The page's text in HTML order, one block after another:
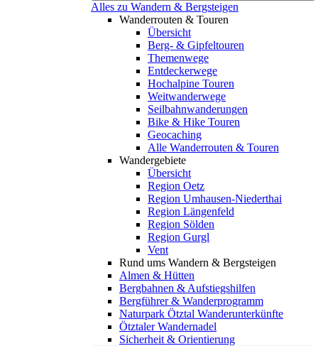
Alles zu Wandern & Bergsteigen
Wanderrouten & Touren
Übersicht
Berg- & Gipfeltouren
Themenwege
Entdeckerwege
Hochalpine Touren
Weitwanderwege
Seilbahnwanderungen
Bike & Hike Touren
Geocaching
Alle Wanderrouten & Touren
Wandergebiete
Übersicht
Region Oetz
Region Umhausen-Niederthai
Region Längenfeld
Region Sölden
Region Gurgl
Vent
Rund ums Wandern & Bergsteigen
Almen & Hütten
Bergbahnen & Aufstiegshilfen
Bergführer & Wanderprogramm
Naturpark Ötztal Wanderunterkünfte
Ötztaler Wandernadel
Sicherheit & Orientierung